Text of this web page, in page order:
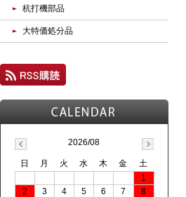
杭打機部品
大特価処分品
2026/08
日 月 火 水 木 金
土
1
2
3 4 5 6 7
8